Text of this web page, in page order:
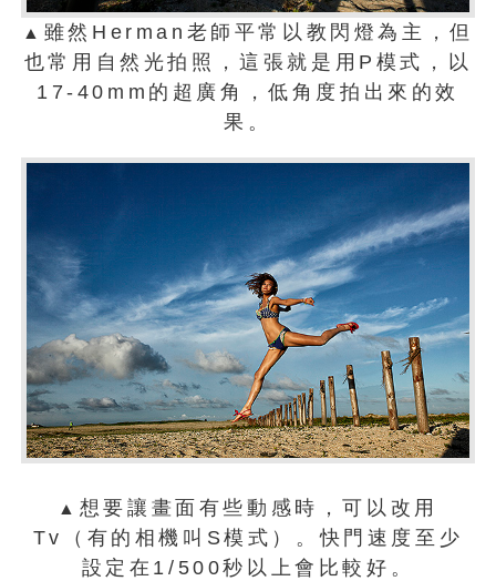
▲ 雖然Herman老師平常以教閃燈為主，但
也常用自然光拍照，這張就是用P模式，以
17-40mm的超廣角，低角度拍出來的效
果。
▲ 想要讓畫面有些動感時，可以改用
Tv（有的相機叫S模式）。快門速度至少
設定在1/500秒以上會比較好。